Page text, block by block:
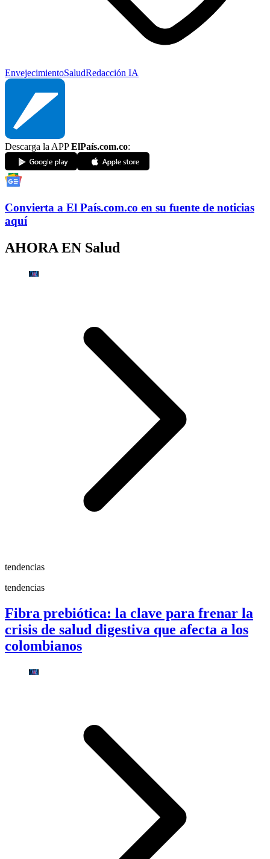
EnvejecimientoSaludRedacción IA
Descarga la APPElPaís.com.co:
Convierta a El País.com.co en su fuente de noticias
aquí
AHORA EN Salud
tendencias
tendencias
Fibra prebiótica: la clave para frenar la
crisis de salud digestiva que afecta a los
colombianos